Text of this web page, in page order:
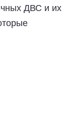
ДВС и их